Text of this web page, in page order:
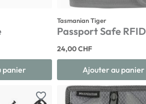
panier
Tasmanian Tiger
Passport Safe RFID
24,00 CHF
Ajouter au panier
favorite_border